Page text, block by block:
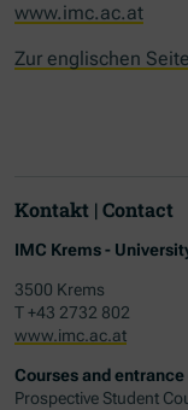
www.imc.ac.at
Zur englischen Seite
Kontakt | Contact
IMC Krems -
3500 Krems
T +43 2732 802
www.imc.ac.at
Courses and
Prospective Student